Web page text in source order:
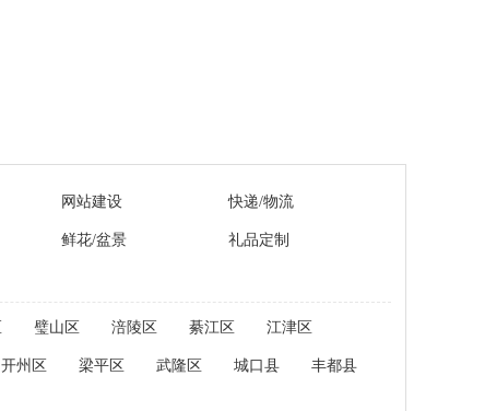
网站建设 快递/物流
鲜花/盆景 礼品定制
璧山区 涪陵区 綦江区 江津区
开州区 梁平区 武隆区 城口县 丰都县